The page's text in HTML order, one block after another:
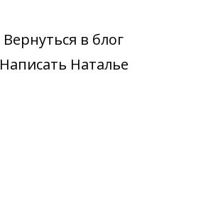
Вернуться в блог
Написать Наталье